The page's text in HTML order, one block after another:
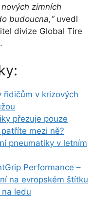
zimních
budoucna,“uvedl
divize Global Tire
řidičům v krizových
přezuje pouze
mezi ně?
pneumatiky v letním
Performance –
na evropském štítku
na ledu